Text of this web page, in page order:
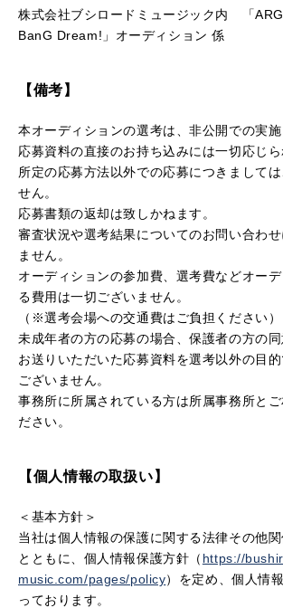
株式会社ブシロードミュージック内 「
BanG Dream!」オーディション 係
【備考】
本オーディションの選考は、非公開での実施
応募資料の直接のお持ち込みには一切応じら
所定の応募方法以外での応募につきまして
せん。
応募書類の返却は致しかねます。
審査状況や選考結果についてのお問い合わ
ません。
オーディションの参加費、選考費などオー
る費用は一切ございません。
（※選考会場への交通費はご負担ください）
未成年者の方の応募の場合、保護者の方の同
お送りいただいた応募資料を選考以外の目
ございません。
事務所に所属されている方は所属事務所とご
ださい。
【個人情報の取扱い】
＜基本方針＞
当社は個人情報の保護に関する法律その他
とともに、個人情報保護方針（ https://
music.com/pages/policy）を定め、個人情
っております。